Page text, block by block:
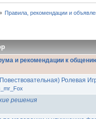
Правила, рекомендации и
и рекомендации к
Ролевая
решения